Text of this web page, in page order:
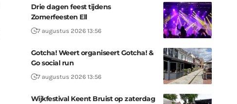
Drie dagen feest tijdens
Zomerfeesten Ell
7 augustus 2026 13:56
Gotcha! Weert organiseert Gotcha! &
Go social run
7 augustus 2026 13:56
Wijkfestival Keent Bruist op zaterdag